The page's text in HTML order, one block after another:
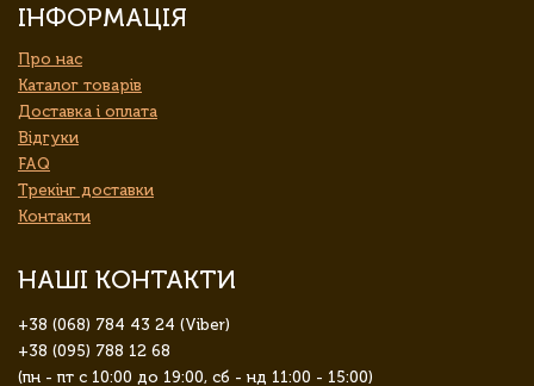
ІНФОРМАЦІЯ
Про нас
Каталог товарів
Доставка і оплата
Відгуки
FAQ
Трекінг доставки
Контакти
НАШІ КОНТАКТИ
+38 (068) 784 43 24 (Viber)
+38 (095) 788 12 68
(пн - пт с 10:00 до 19:00, сб - нд 11:00 - 15:00)